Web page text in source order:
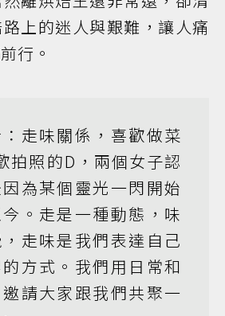
上的迷人與艱難，讓人痛
行。
走味關係，喜歡做菜
拍照的D，兩個女子認
為某個靈光一閃開始
。走是一種動態，味
走味是我們表達自己
方式。我們用日常和
請大家跟我們共聚一